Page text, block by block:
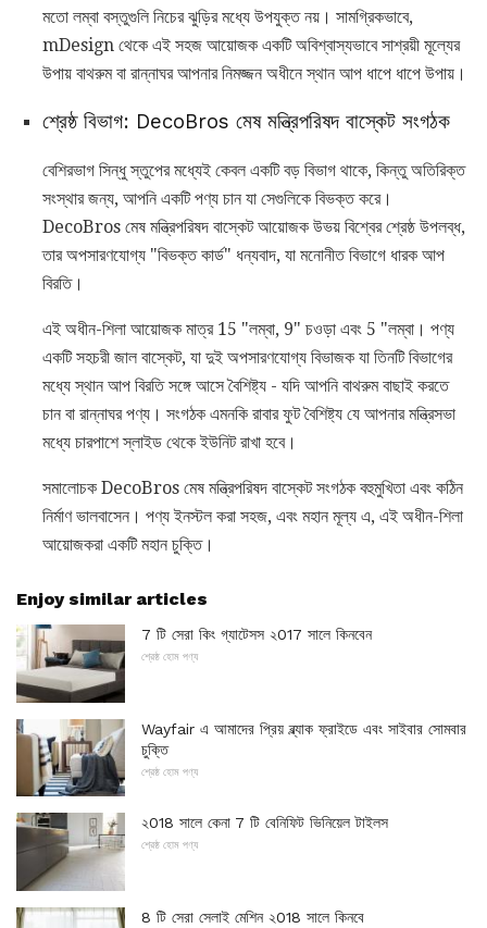
মতো লম্বা বস্তুগুলি নিচের ঝুড়ির মধ্যে উপযুক্ত নয়। সামগ্রিকভাবে,
mDesign থেকে এই সহজ আয়োজক একটি অবিশ্বাস্যভাবে সাশ্রয়ী মূল্যের
উপায় বাথরুম বা রান্নাঘর আপনার নিমজ্জন অধীনে স্থান আপ ধাপে ধাপে উপায়।
শ্রেষ্ঠ বিভাগ: DecoBros মেষ মন্ত্রিপরিষদ বাস্কেট সংগঠক
বেশিরভাগ সিন্ধু স্তুপের মধ্যেই কেবল একটি বড় বিভাগ থাকে, কিন্তু অতিরিক্ত
সংস্থার জন্য, আপনি একটি পণ্য চান যা সেগুলিকে বিভক্ত করে।
DecoBros মেষ মন্ত্রিপরিষদ বাস্কেট আয়োজক উভয় বিশ্বের শ্রেষ্ঠ উপলব্ধ,
তার অপসারণযোগ্য "বিভক্ত কার্ড" ধন্যবাদ, যা মনোনীত বিভাগে ধারক আপ
বিরতি।
এই অধীন-শিলা আয়োজক মাত্র 15 "লম্বা, 9" চওড়া এবং 5 "লম্বা। পণ্য
একটি সহচরী জাল বাস্কেট, যা দুই অপসারণযোগ্য বিভাজক যা তিনটি বিভাগের
মধ্যে স্থান আপ বিরতি সঙ্গে আসে বৈশিষ্ট্য - যদি আপনি বাথরুম বাছাই করতে
চান বা রান্নাঘর পণ্য। সংগঠক এমনকি রাবার ফুট বৈশিষ্ট্য যে আপনার মন্ত্রিসভা
মধ্যে চারপাশে স্লাইড থেকে ইউনিট রাখা হবে।
সমালোচক DecoBros মেষ মন্ত্রিপরিষদ বাস্কেট সংগঠক বহুমুখিতা এবং কঠিন
নির্মাণ ভালবাসেন। পণ্য ইনস্টল করা সহজ, এবং মহান মূল্য এ, এই অধীন-শিলা
আয়োজকরা একটি মহান চুক্তি।
Enjoy similar articles
7 টি সেরা কিং গ্যাটেসস ২017 সালে কিনবেন
শ্রেষ্ঠ হোম পণ্য
Wayfair এ আমাদের প্রিয় ব্ল্যাক ফ্রাইডে এবং সাইবার সোমবার
চুক্তি
শ্রেষ্ঠ হোম পণ্য
২018 সালে কেনা 7 টি বেনিফিট ভিনিয়েল টাইলস
শ্রেষ্ঠ হোম পণ্য
8 টি সেরা সেলাই মেশিন ২018 সালে কিনবে